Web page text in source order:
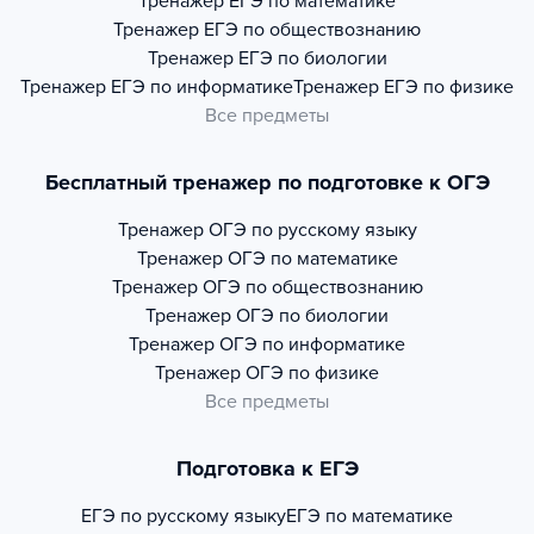
Тренажер ЕГЭ по обществознанию
Тренажер ЕГЭ по биологии
Тренажер ЕГЭ по информатикеТренажер ЕГЭ по физике
Все предметы
Бесплатный тренажер по подготовке к ОГЭ
Тренажер ОГЭ по русскому языку
Тренажер ОГЭ по математике
Тренажер ОГЭ по обществознанию
Тренажер ОГЭ по биологии
Тренажер ОГЭ по информатике
Тренажер ОГЭ по физике
Все предметы
Подготовка к ЕГЭ
ЕГЭ по русскому языкуЕГЭ по математике